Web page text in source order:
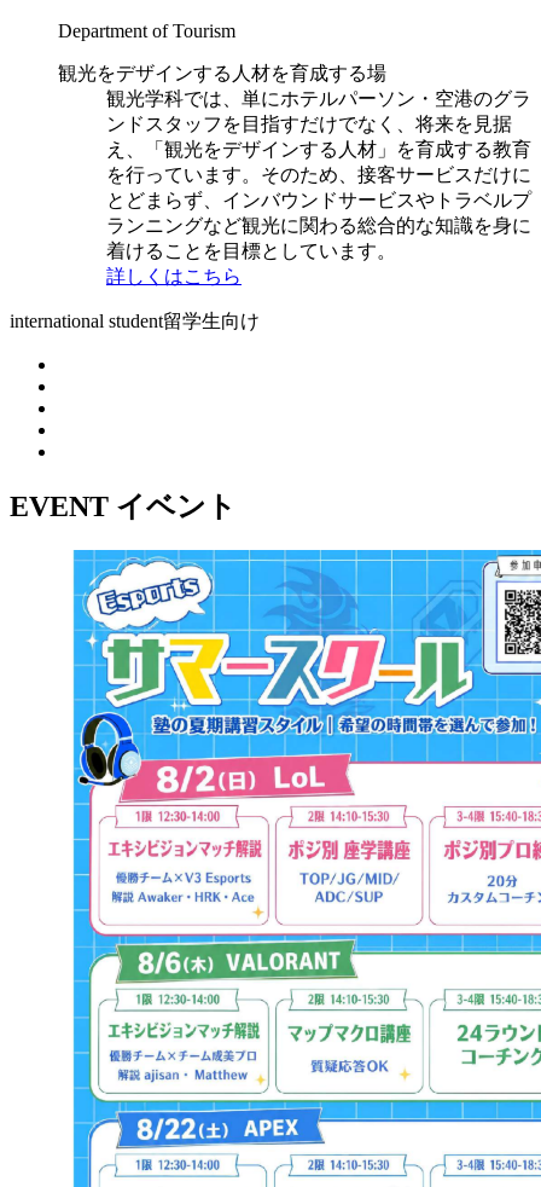
Department of Tourism
観光をデザインする人材を育成する場
観光学科では、単にホテルパーソン・空港のグラ
ンドスタッフを目指すだけでなく、将来を見据
え、「観光をデザインする人材」を育成する教育
を行っています。そのため、接客サービスだけに
とどまらず、インバウンドサービスやトラベルプ
ランニングなど観光に関わる総合的な知識を身に
着けることを目標としています。
詳しくはこちら
international student留学生向け
EVENT イベント